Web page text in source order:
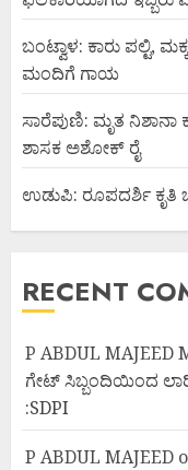
ಬಂಟ್ವಾಳ: ಕಾರು ಪಲ್ಟಿ,
ಮಂದಿಗೆ ಗಾಯ
ಸಾರೆಪುಣಿ: ಮೃತ ನಿಶಾನಾ
ಶಾಸಕ ಅಶೋಕ್ ರೈ
ಉಡುಪಿ: ರೂಪದರ್ಶಿ ಕೃತಿ
RECENT
P ABDUL MAJEED
ಗೇಟ್ ಸಿಬ್ಬಂದಿಯಿಂದ
:SDPI
P ABDUL MAJEED